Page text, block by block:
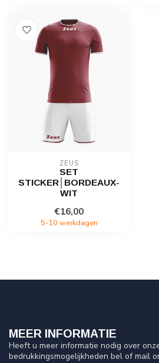
ZEUS
SET
STICKER│BORDEAUX-
WIT
€16,00
5-10 werkdagen
MEER INFORMATIE
Heeft u meer informatie nodig over
bedrukkingsmogelijkheden bel of mail